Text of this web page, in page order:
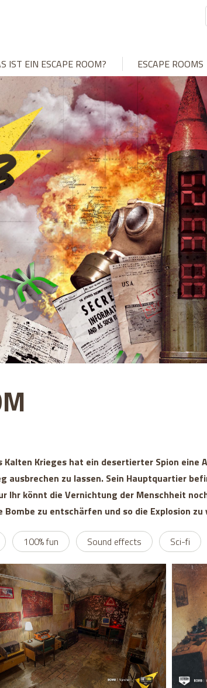
IST EIN ESCAPE ROOM? ESCAPE ROOMS
Kalten Krieges hat ein desertierter Spion
zu lassen. Sein Hauptquartier
Ihr könnt die Vernichtung der Menschheit
zu entschärfen und so die Explosion
100% fun Sound effects Sci-fi